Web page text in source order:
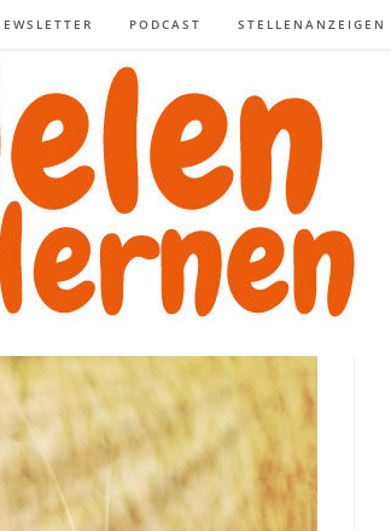
PODCAST STELLENANZEIGEN